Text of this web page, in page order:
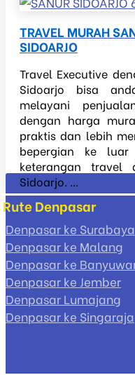
TRAVEL MURAH
SIDOARJO
Travel Executive
Sidoarjo bisa
melayani
dengan harga
praktis dan lebih
bepergian ke
keterangan
Sidoarjo. ...
Rute Denpasar
Denpasar ke Surabaya
Denpasar ke Malang
Denpasar ke
Denpasar ke Jember
Denpasar Lumajang
Denpasar ke Singaraja